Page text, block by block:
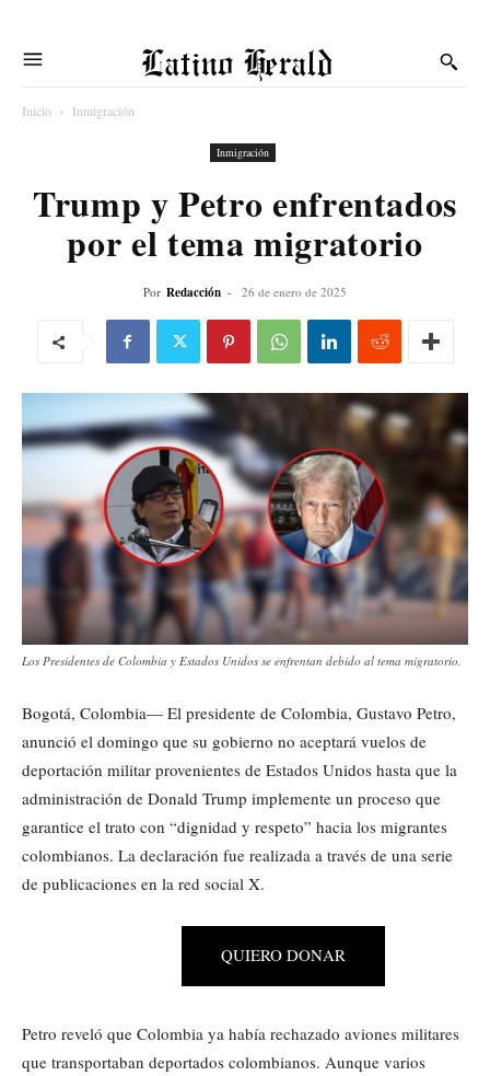
Latino Herald
Inicio Inmigración
Inmigración
Trump y Petro enfrentados
por el tema migratorio
Por Redacción - 26 de enero de 2025
Los Presidentes de Colombia y Estados Unidos se enfrentan debido al tema migratorio.
Bogotá, Colombia— El presidente de Colombia, Gustavo Petro,
anunció el domingo que su gobierno no aceptará vuelos de
deportación militar provenientes de Estados Unidos hasta que la
administración de Donald Trump implemente un proceso que
garantice el trato con “dignidad y respeto” hacia los migrantes
colombianos. La declaración fue realizada a través de una serie
de publicaciones en la red social X.
QUIERO DONAR
Petro reveló que Colombia ya había rechazado aviones militares
que transportaban deportados colombianos. Aunque varios